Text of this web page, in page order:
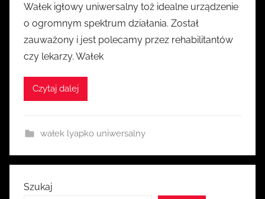
z
e
z
Wałek igłowy uniwersalny toż idealne urządzenie
o ogromnym spektrum działania. Został
zauważony i jest polecamy przez rehabilitantów
czy lekarzy. Wałek
Czytaj dalej
wałek lyapko uniwersalny
Szukaj